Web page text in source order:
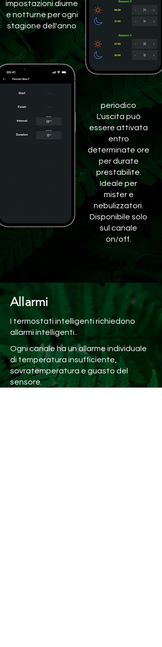
impostazioni diurne
e notturne per ogni
stagione dell'anno
periodico
L'uscita può
essere attivata
entro
determinate ore
per durate
prestabilite.
Ideale per
mister e
nebulizzatori.
Disponibile solo
sul canale
on/off.
Allarmi
I termostati intelligenti richiedono
allarmi intelligenti..
Ogni canale ha un allarme individuale
di temperatura insufficiente,
sovratemperatura e guasto del
sensore.